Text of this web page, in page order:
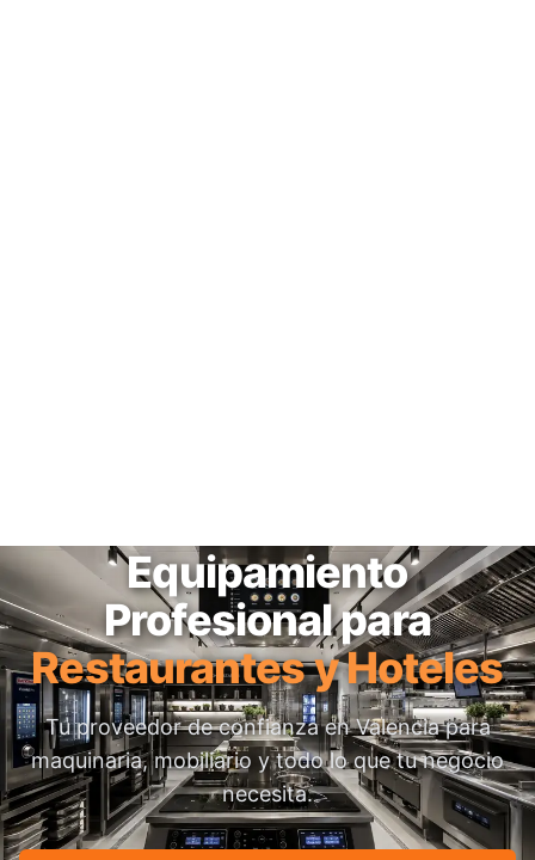
Equipamiento
Profesional para
Restaurantes y Hoteles
Tu proveedor de confianza en Valencia para
maquinaria, mobiliario y todo lo que tu negocio
necesita.